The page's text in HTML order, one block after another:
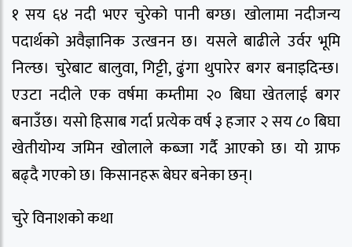
१ सय ६४ नदी भएर चुरेको पानी बग्छ। खोलामा नदीजन्य
पदार्थको अवैज्ञानिक उत्खनन छ। यसले बाढीले उर्वर भूमि
निल्छ। चुरेबाट बालुवा, गिट्टी, ढुंगा थुपारेर बगर बनाइदिन्छ।
एउटा नदीले एक वर्षमा कम्तीमा २० बिघा खेतलाई बगर
बनाउँछ। यसो हिसाब गर्दा प्रत्येक वर्ष ३ हजार २ सय ८० बिघा
खेतीयोग्य जमिन खोलाले कब्जा गर्दै आएको छ। यो ग्राफ
बढ्दै गएको छ। किसानहरू बेघर बनेका छन्।
चुरे विनाशको कथा